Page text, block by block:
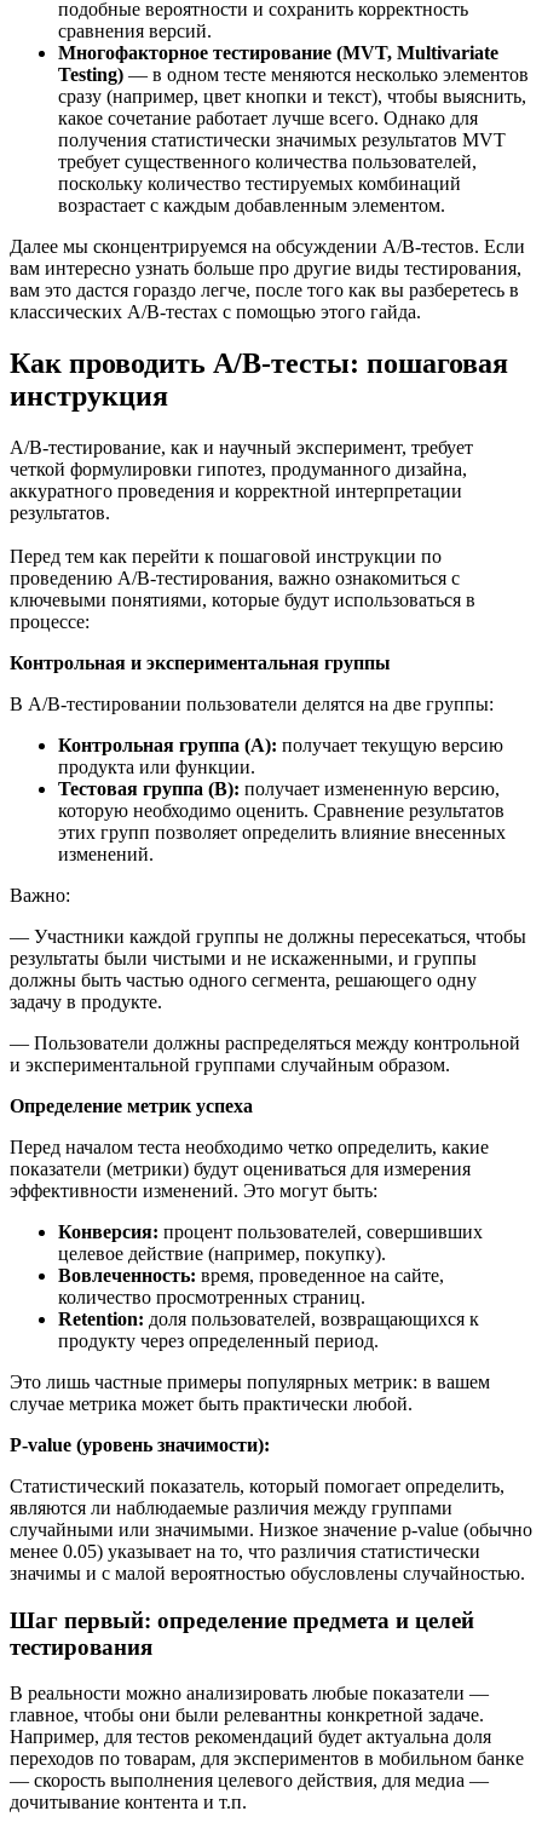
подобные вероятности и сохранить корректность
сравнения версий.
Многофакторное тестирование (MVT, Multivariate
Testing) — в одном тесте меняются несколько элементов
сразу (например, цвет кнопки и текст), чтобы выяснить,
какое сочетание работает лучше всего. Однако для
получения статистически значимых результатов MVT
требует существенного количества пользователей,
поскольку количество тестируемых комбинаций
возрастает с каждым добавленным элементом.
Далее мы сконцентрируемся на обсуждении A/B-тестов. Если
вам интересно узнать больше про другие виды тестирования,
вам это дастся гораздо легче, после того как вы разберетесь в
классических A/B-тестах с помощью этого гайда.
Как проводить A/B-тесты: пошаговая
инструкция
A/B-тестирование, как и научный эксперимент, требует
четкой формулировки гипотез, продуманного дизайна,
аккуратного проведения и корректной интерпретации
результатов.
Перед тем как перейти к пошаговой инструкции по
проведению A/B-тестирования, важно ознакомиться с
ключевыми понятиями, которые будут использоваться в
процессе:​
Контрольная и экспериментальная группы
В A/B-тестировании пользователи делятся на две группы:​
Контрольная группа (A): получает текущую версию
продукта или функции.
Тестовая группа (B): получает измененную версию,
которую необходимо оценить. Сравнение результатов
этих групп позволяет определить влияние внесенных
изменений.​
Важно:
— Участники каждой группы не должны пересекаться, чтобы
результаты были чистыми и не искаженными, и группы
должны быть частью одного сегмента, решающего одну
задачу в продукте.
— Пользователи должны распределяться между контрольной
и экспериментальной группами случайным образом.
Определение метрик успеха
Перед началом теста необходимо четко определить, какие
показатели (метрики) будут оцениваться для измерения
эффективности изменений. Это могут быть:​
Конверсия: процент пользователей, совершивших
целевое действие (например, покупку).
Вовлеченность: время, проведенное на сайте,
количество просмотренных страниц.
Retention: доля пользователей, возвращающихся к
продукту через определенный период.
Это лишь частные примеры популярных метрик: в вашем
случае метрика может быть практически любой.
P-value (уровень значимости):
Статистический показатель, который помогает определить,
являются ли наблюдаемые различия между группами
случайными или значимыми. Низкое значение p-value (обычно
менее 0.05) указывает на то, что различия статистически
значимы и с малой вероятностью обусловлены случайностью.​
Шаг первый: определение предмета и целей
тестирования
В реальности можно анализировать любые показатели —
главное, чтобы они были релевантны конкретной задаче.
Например, для тестов рекомендаций будет актуальна доля
переходов по товарам, для экспериментов в мобильном банке
— скорость выполнения целевого действия, для медиа —
дочитывание контента и т.п.